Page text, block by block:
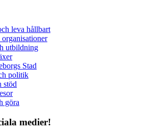
leva hållbart
utbildning
Stad
politik
stöd
göra
medier!